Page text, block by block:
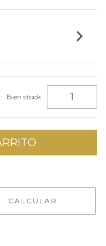
15 en stock
CALCULAR